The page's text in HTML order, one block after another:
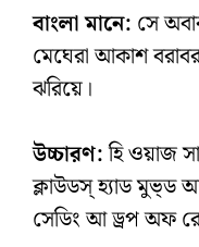
বাংলা মানে: সে
মেঘেরা আকাশ
ঝরিয়ে।
উচ্চারণ:হি ওয়াজ
ক্লাউডস্‌ হ্যাড মুভ্‌ড
সেডিং আ ড্রপ অফ